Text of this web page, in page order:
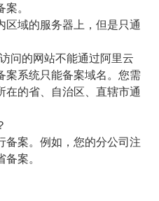
。
区域的服务器上，但是只通
问的网站不能通过阿里云
案系统只能备案域名。您需
在的省、自治区、直辖市通
备案。例如，您的分公司注
案。